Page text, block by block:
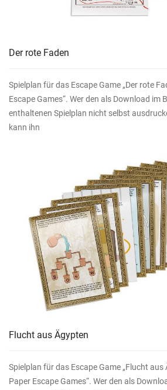
Der rote Faden
Spielplan für das Escape Game „Der rote
Escape Games“. Wer den als Download im
enthaltenen Spielplan nicht selbst
kann ihn
Flucht aus Ägypten
Spielplan für das Escape Game „Flucht aus
Paper Escape Games“. Wer den als